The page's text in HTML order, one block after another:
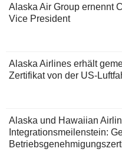
Alaska Air Group ernennt
Vice President
Alaska Airlines erhält
Zertifikat von der US-
Alaska und Hawaiian
Integrationsmeilenstein: